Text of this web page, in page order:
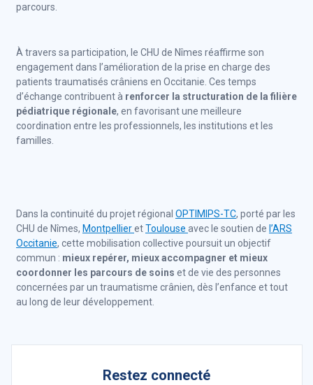
parcours.
À travers sa participation, le CHU de Nîmes réaffirme son
engagement dans l’amélioration de la prise en charge des
patients traumatisés crâniens en Occitanie. Ces temps
d’échange contribuent à renforcer la structuration de la filière
pédiatrique régionale, en favorisant une meilleure
coordination entre les professionnels, les institutions et les
familles.
Dans la continuité du projet régional OPTIMIPS-TC, porté par les
CHU de Nîmes, MontpellieretToulouse avec le soutien de l’ARS
Occitanie, cette mobilisation collective poursuit un objectif
commun : mieux repérer, mieux accompagner et mieux
coordonner les parcours de soins et de vie des personnes
concernées par un traumatisme crânien, dès l’enfance et tout
au long de leur développement.
Restez connecté